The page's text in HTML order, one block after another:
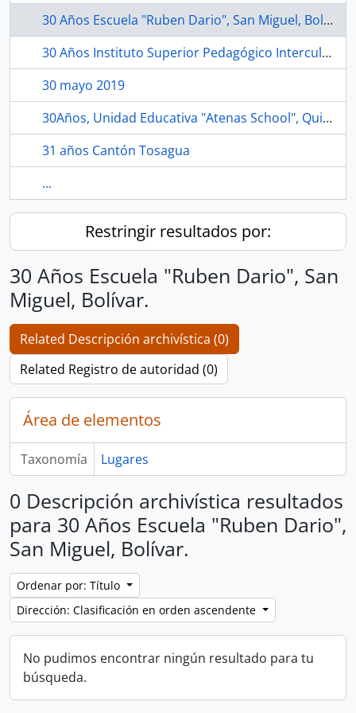
30 Años Escuela "Ruben Dario", San Miguel, Bolívar.
30 Años Instituto Superior Pedagógico Interculural Bilingüe "QUILLOAC", Cañar.
30 mayo 2019
30Años, Unidad Educativa "Atenas School", Quito.
31 años Cantón Tosagua
...
Restringir resultados por:
30 Años Escuela "Ruben Dario", San
Miguel, Bolívar.
Related Descripción archivística (0)
Related Registro de autoridad (0)
Área de elementos
Taxonomía Lugares
0 Descripción archivística resultados
para 30 Años Escuela "Ruben Dario",
San Miguel, Bolívar.
Ordenar por: Título
Dirección: Clasificación en orden ascendente
No pudimos encontrar ningún resultado para tu
búsqueda.